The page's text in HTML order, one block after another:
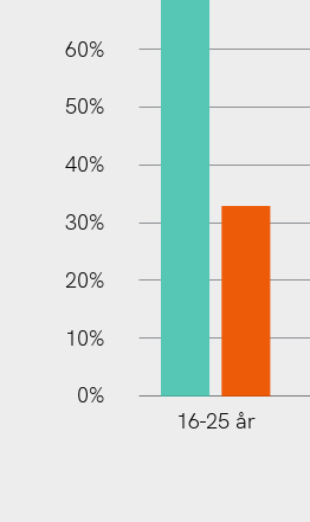
100%
60%
50%
40%
30%
20%
10%
0%
16-25 år